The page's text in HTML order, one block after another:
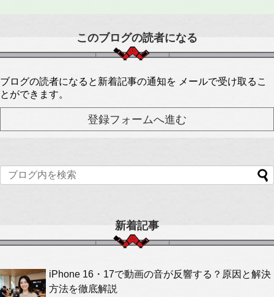
このブログの読者になる
ブログの読者になると新着記事の通知を メールで受け取るこ
とができます。
新着記事
iPhone 16・17で動画の音が反響する？原因と解決
方法を徹底解説